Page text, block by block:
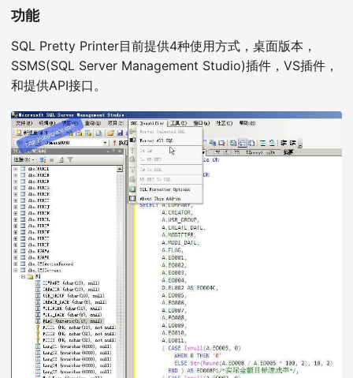
功能
SQL Pretty Printer目前提供4种使用方式，桌面版本，
SSMS(SQL Server Management Studio)插件，VS插件，
和提供API接口。